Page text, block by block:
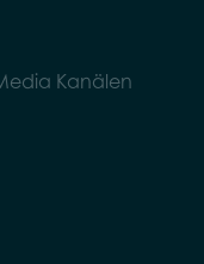
Kanälen